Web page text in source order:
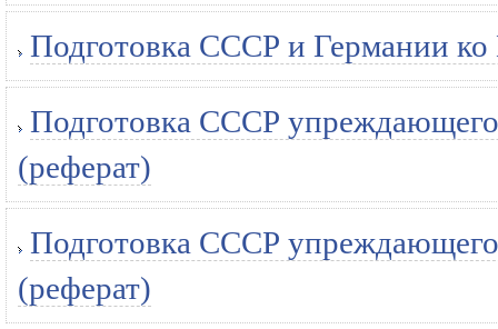
Подготовка СССР и Германии
Подготовка СССР
(реферат)
Подготовка СССР
(реферат)